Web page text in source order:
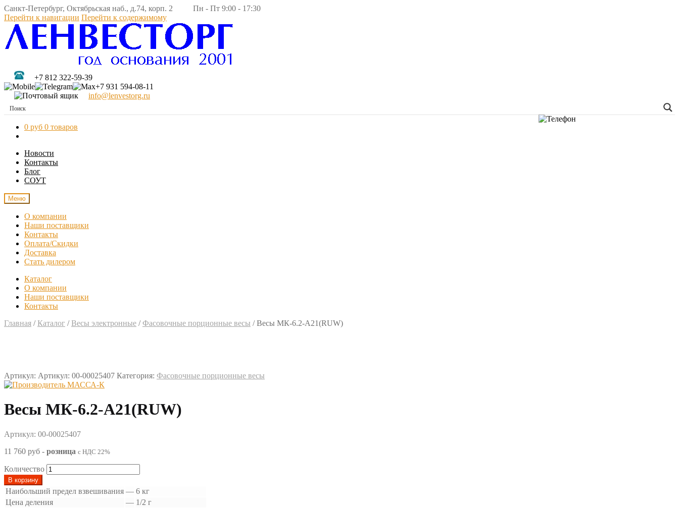
Санкт-Петербург, Октябрьская наб., д.74, корп. 2 Пн - Пт 9:00 - 17:30
Перейти к навигации Перейти к содержимому
+7 812 322-59-39
+7 931 594-08-11
info@lenvestorg.ru
0 руб 0 товаров
Новости
Контакты
Блог
СОУТ
Меню
О компании
Наши поставщики
Контакты
Оплата/Скидки
Доставка
Стать дилером
Каталог
О компании
Наши поставщики
Контакты
Главная / Каталог / Весы электронные /Фасовочные порционные весы /Весы МК-6.2-А21(RUW)
Артикул: Артикул: 00-00025407 Категория: Фасовочные порционные весы
Весы МК-6.2-А21(RUW)
Артикул: 00-00025407
11 760 руб - розница с НДС 22%
Количество
В корзину
Наибольший предел взвешивания — 6 кг
Цена деления
— 1/2 г